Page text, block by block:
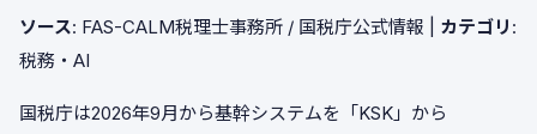
ソース: FAS-CALM税理士事務所 / 国税庁公式情報 | カテゴリ :
税務・AI
国税庁は2026年9月から基幹システムを「KSK」から